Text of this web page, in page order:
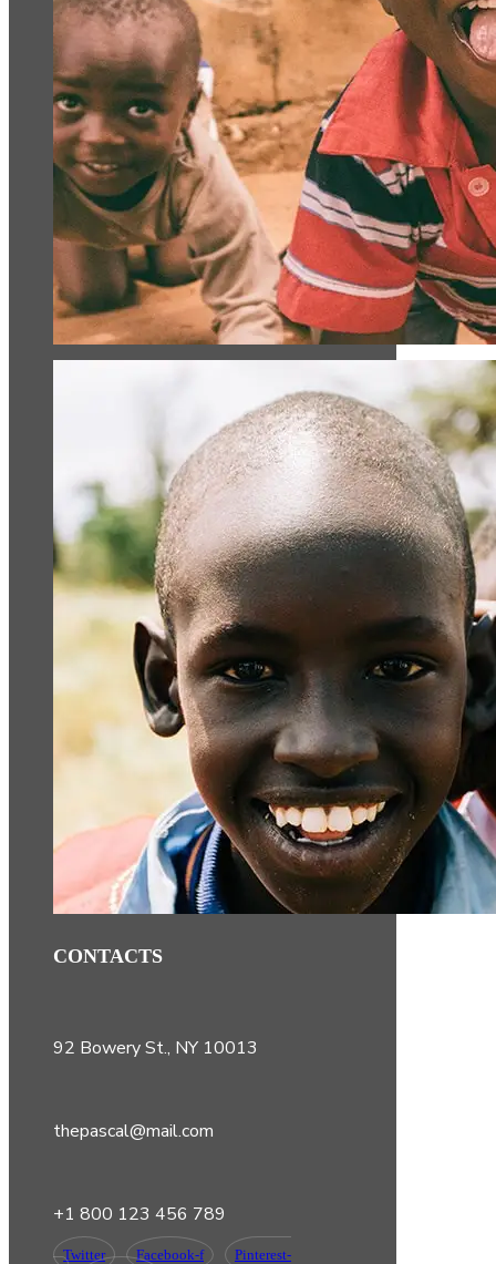
CONTACTS
92 Bowery St., NY 10013
thepascal@mail.com
+1 800 123 456 789
Twitter Facebook-f
Pinterest-